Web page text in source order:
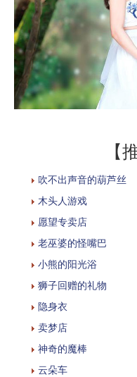
【
吹不出声音的葫芦丝
木头人游戏
愿望专卖店
老巫婆的怪嘴巴
小熊的阳光浴
狮子回赠的礼物
隐身衣
卖梦店
神奇的魔棒
云朵车